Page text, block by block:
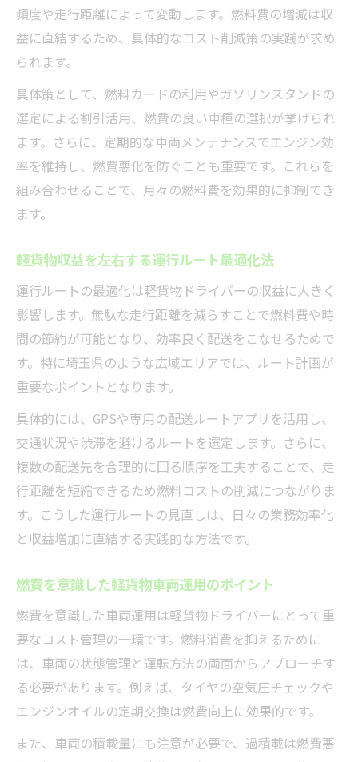
頻度や走行距離によって変動します。燃料費の増減は収
益に直結するため、具体的なコスト削減策の実践が求め
られます。
具体策として、燃料カードの利用やガソリンスタンドの
選定による割引活用、燃費の良い車種の選択が挙げられ
ます。さらに、定期的な車両メンテナンスでエンジン効
率を維持し、燃費悪化を防ぐことも重要です。これらを
組み合わせることで、月々の燃料費を効果的に抑制でき
ます。
軽貨物収益を左右する運行ルート最適化法
運行ルートの最適化は軽貨物ドライバーの収益に大きく
影響します。無駄な走行距離を減らすことで燃料費や時
間の節約が可能となり、効率良く配送をこなせるためで
す。特に埼玉県のような広域エリアでは、ルート計画が
重要なポイントとなります。
具体的には、GPSや専用の配送ルートアプリを活用し、
交通状況や渋滞を避けるルートを選定します。さらに、
複数の配送先を合理的に回る順序を工夫することで、走
行距離を短縮できるため燃料コストの削減につながりま
す。こうした運行ルートの見直しは、日々の業務効率化
と収益増加に直結する実践的な方法です。
燃費を意識した軽貨物車両運用のポイント
燃費を意識した車両運用は軽貨物ドライバーにとって重
要なコスト管理の一環です。燃料消費を抑えるために
は、車両の状態管理と運転方法の両面からアプローチす
る必要があります。例えば、タイヤの空気圧チェックや
エンジンオイルの定期交換は燃費向上に効果的です。
また、車両の積載量にも注意が必要で、過積載は燃費悪